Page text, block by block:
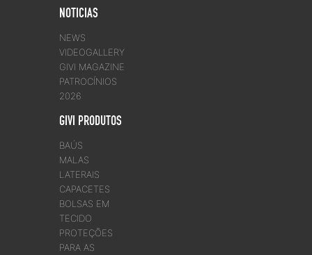
NOTICIAS
NEWS
VIDEOGALLERY
GIVI MAGAZINE
PATROCÍNIOS
2026
GIVI PRODUTOS
BAÚS
MALAS
LATERAIS
CAPACETES
BOLSAS EM
TECIDO
PROTEÇÕES
PARA AS